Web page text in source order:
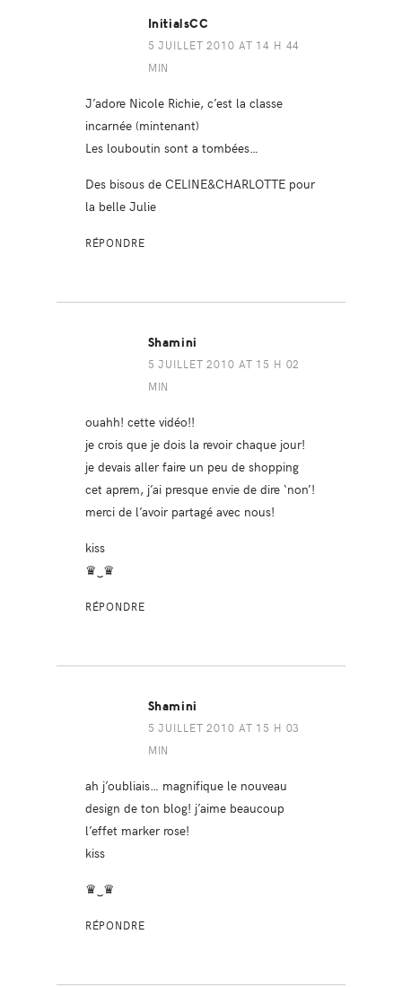
InitialsCC
5 JUILLET 2010 AT 14 H 44
MIN
J’adore Nicole Richie, c’est la classe
incarnée (mintenant)
Les louboutin sont a tombées…
Des bisous de CELINE&CHARLOTTE pour
la belle Julie
RÉPONDRE
Shamini
5 JUILLET 2010 AT 15 H 02
MIN
ouahh! cette vidéo!!
je crois que je dois la revoir chaque jour!
je devais aller faire un peu de shopping
cet aprem, j’ai presque envie de dire ‘non’!
merci de l’avoir partagé avec nous!
kiss
♛‿♛
RÉPONDRE
Shamini
5 JUILLET 2010 AT 15 H 03
MIN
ah j’oubliais… magnifique le nouveau
design de ton blog! j’aime beaucoup
l’effet marker rose!
kiss
♛‿♛
RÉPONDRE